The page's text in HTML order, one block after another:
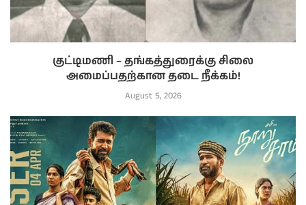
குட்டிமணி – தங்கத்துரைக்கு சிலை
அமைப்பதற்கான தடை நீக்கம்!
August 5, 2026